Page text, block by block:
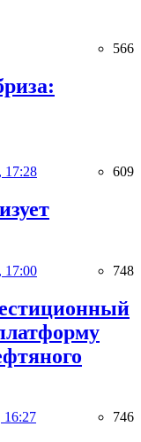
566
17:28 609
17:00 748
16:27 746